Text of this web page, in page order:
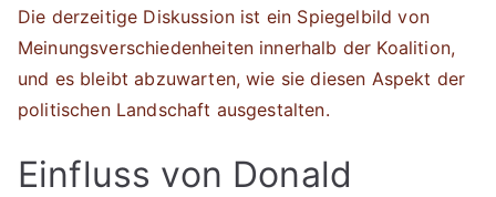
Die derzeitige Diskussion ist ein Spiegelbild von
Meinungsverschiedenheiten innerhalb der Koalition,
und es bleibt abzuwarten, wie sie diesen Aspekt der
politischen Landschaft ausgestalten.
Einfluss von Donald